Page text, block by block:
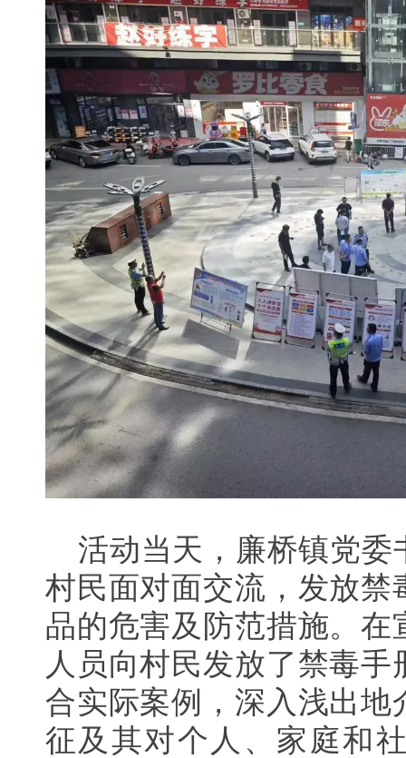
活动当天，廉桥镇党
村民面对面交流，发放
品的危害及防范措施。
人员向村民发放了禁毒
合实际案例，深入浅出
征及其对个人、家庭和